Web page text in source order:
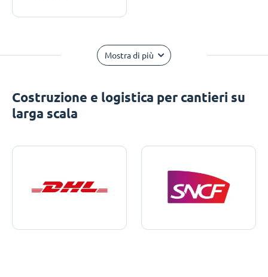
Mostra di più
Costruzione e logistica per cantieri su
larga scala